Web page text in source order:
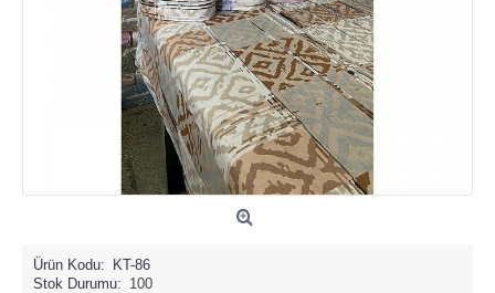
Ürün Kodu:
KT-86
Stok Durumu: 100